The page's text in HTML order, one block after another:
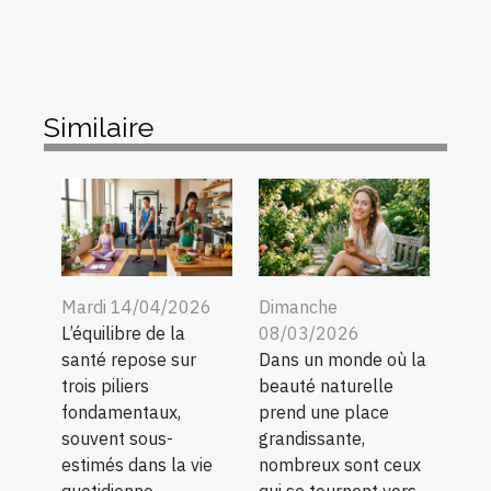
Similaire
Mardi 14/04/2026
L’équilibre de la
santé repose sur
trois piliers
fondamentaux,
souvent sous-
estimés dans la vie
Dimanche
08/03/2026
Dans un monde où la
beauté naturelle
prend une place
grandissante,
nombreux sont ceux